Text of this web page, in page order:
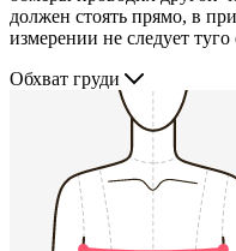
должен стоять прямо, в
измерении не следует
Обхват груди